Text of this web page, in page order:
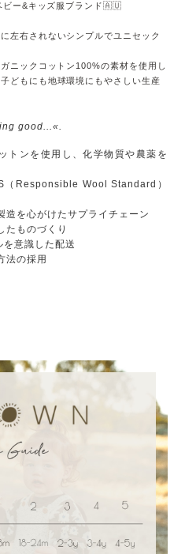
ビー&キッズ服ブランド🇦🇺
左右されないシンプルでユニセック
ニックコットン100%の素材を使用し
どもにも地球環境にもやさしい生産
good...«.
トンを使用し、化学物質や農薬を
（Responsible Wool Standard）
造を心がけたサプライチェーン
たものづくり
意識した配送
法の採用